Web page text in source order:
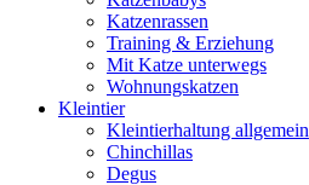
Katzenrassen
Training & Erziehung
Mit Katze unterwegs
Wohnungskatzen
Kleintier
Kleintierhaltung allgemein
Chinchillas
Degus